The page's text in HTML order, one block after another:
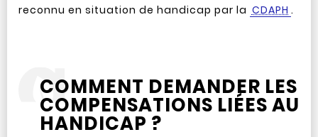
reconnu en situation de handicap par la CDAPH .
COMMENT DEMANDER LES
COMPENSATIONS LIÉES AU
HANDICAP ?